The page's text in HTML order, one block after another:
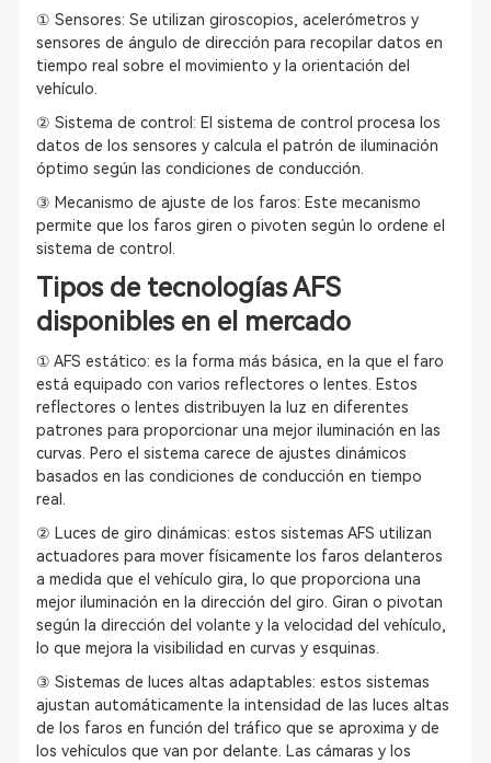
① Sensores: Se utilizan giroscopios, acelerómetros y
sensores de ángulo de dirección para recopilar datos en
tiempo real sobre el movimiento y la orientación del
vehículo.
② Sistema de control: El sistema de control procesa los
datos de los sensores y calcula el patrón de iluminación
óptimo según las condiciones de conducción.
③ Mecanismo de ajuste de los faros: Este mecanismo
permite que los faros giren o pivoten según lo ordene el
sistema de control.
Tipos de tecnologías AFS
disponibles en el mercado
① AFS estático: es la forma más básica, en la que el faro
está equipado con varios reflectores o lentes. Estos
reflectores o lentes distribuyen la luz en diferentes
patrones para proporcionar una mejor iluminación en las
curvas. Pero el sistema carece de ajustes dinámicos
basados en las condiciones de conducción en tiempo
real.
② Luces de giro dinámicas: estos sistemas AFS utilizan
actuadores para mover físicamente los faros delanteros
a medida que el vehículo gira, lo que proporciona una
mejor iluminación en la dirección del giro. Giran o pivotan
según la dirección del volante y la velocidad del vehículo,
lo que mejora la visibilidad en curvas y esquinas.
③ Sistemas de luces altas adaptables: estos sistemas
ajustan automáticamente la intensidad de las luces altas
de los faros en función del tráfico que se aproxima y de
los vehículos que van por delante. Las cámaras y los